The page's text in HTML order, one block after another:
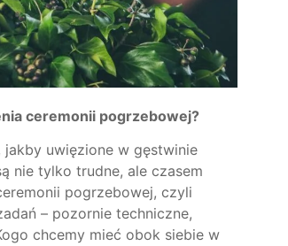
ceremonii pogrzebowej?
jakby uwięzione w gęstwinie
nie tylko trudne, ale czasem
pogrzebowej, czyli
– pozornie techniczne,
chcemy mieć obok siebie w